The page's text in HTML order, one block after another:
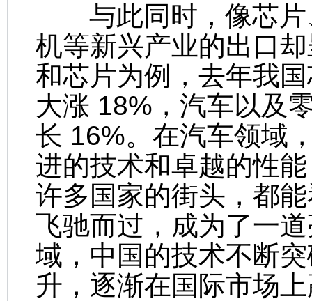
与此同时，像芯片
机等新兴产业的出口
和芯片为例，去年我
大涨 18%，汽车以及
长 16%。在汽车领域
进的技术和卓越的性
许多国家的街头，都
飞驰而过，成为了一
域，中国的技术不断
升，逐渐在国际市场